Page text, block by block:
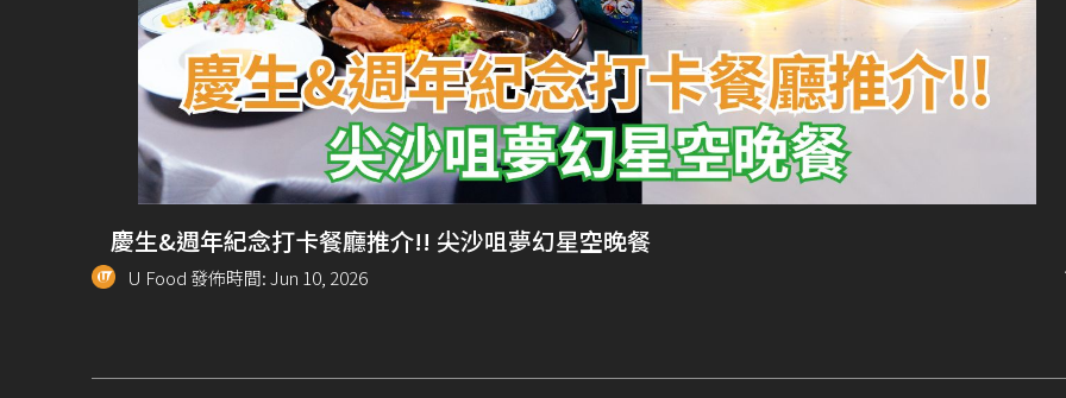
慶生&週年紀念打卡餐廳推介!! 尖沙咀夢幻星空晚餐
U Food 發佈時間: Jun 10, 2026